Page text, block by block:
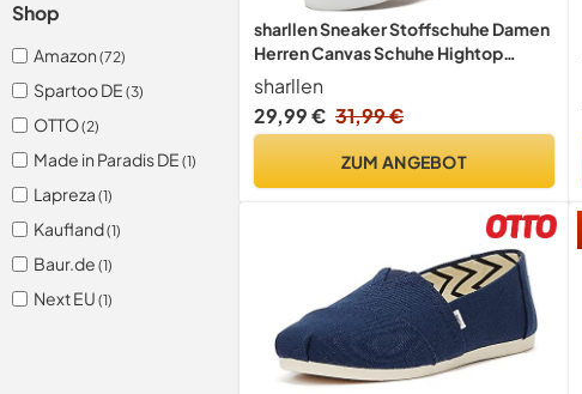
Shop
Amazon (72)
Spartoo DE (3)
OTTO(2)
Made in Paradis DE (1)
Lapreza (1)
Kaufland(1)
Baur.de (1)
Next EU (1)
sharllen Sneaker Stoffschuhe Damen
Herren Canvas Schuhe Hightop
Turnschuhe(Black 255)
sharllen
29,99 € 31,99 €
ZUM ANGEBOT